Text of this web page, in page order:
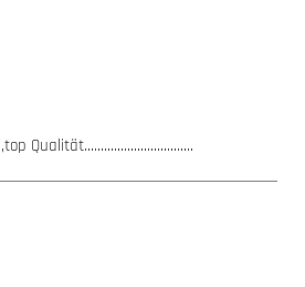
Qualität.................................